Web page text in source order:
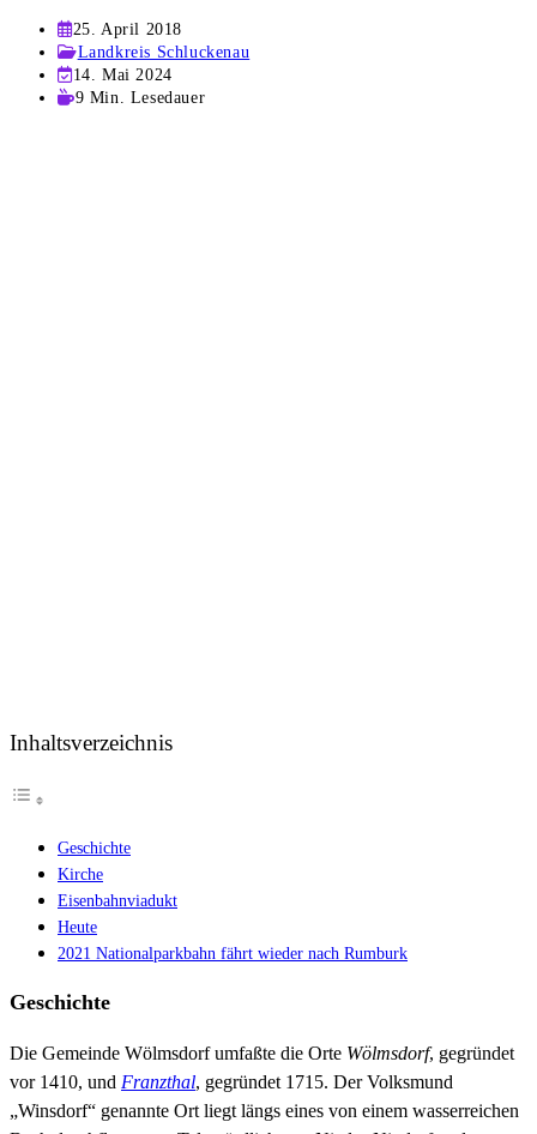
Beitrag
veröffentlicht:
25. April 2018
Beitrags-
Kategorie:
Landkreis Schluckenau
Beitrag
zuletzt
14. Mai 2024
Lesedauer:
9 Min. Lesedauer
Inhaltsverzeichnis
Geschichte
Kirche
Eisenbahnviadukt
Heute
2021 Nationalparkbahn fährt wieder nach Rumburk
Geschichte
Die Gemeinde Wölmsdorf umfaßte die Orte Wölmsdorf, gegründet
vor 1410, und Franzthal, gegründet 1715. Der Volksmund
„Winsdorf“ genannte Ort liegt längs eines von einem wasserreichen